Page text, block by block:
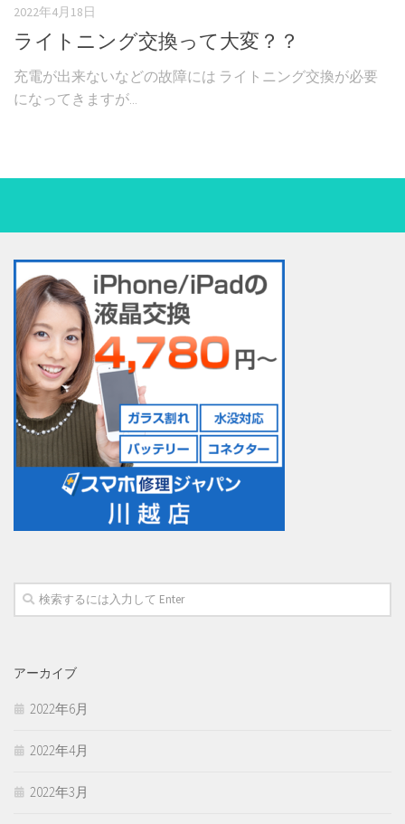
2022年4月18日
ライトニング交換って大変？？
充電が出来ないなどの故障には ライトニング交換が必要
になってきますが...
アーカイブ
2022年6月
2022年4月
2022年3月